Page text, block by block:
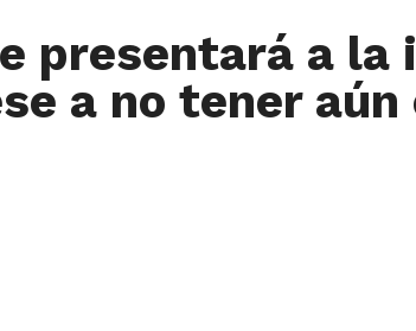
presentará a
a no tener aún